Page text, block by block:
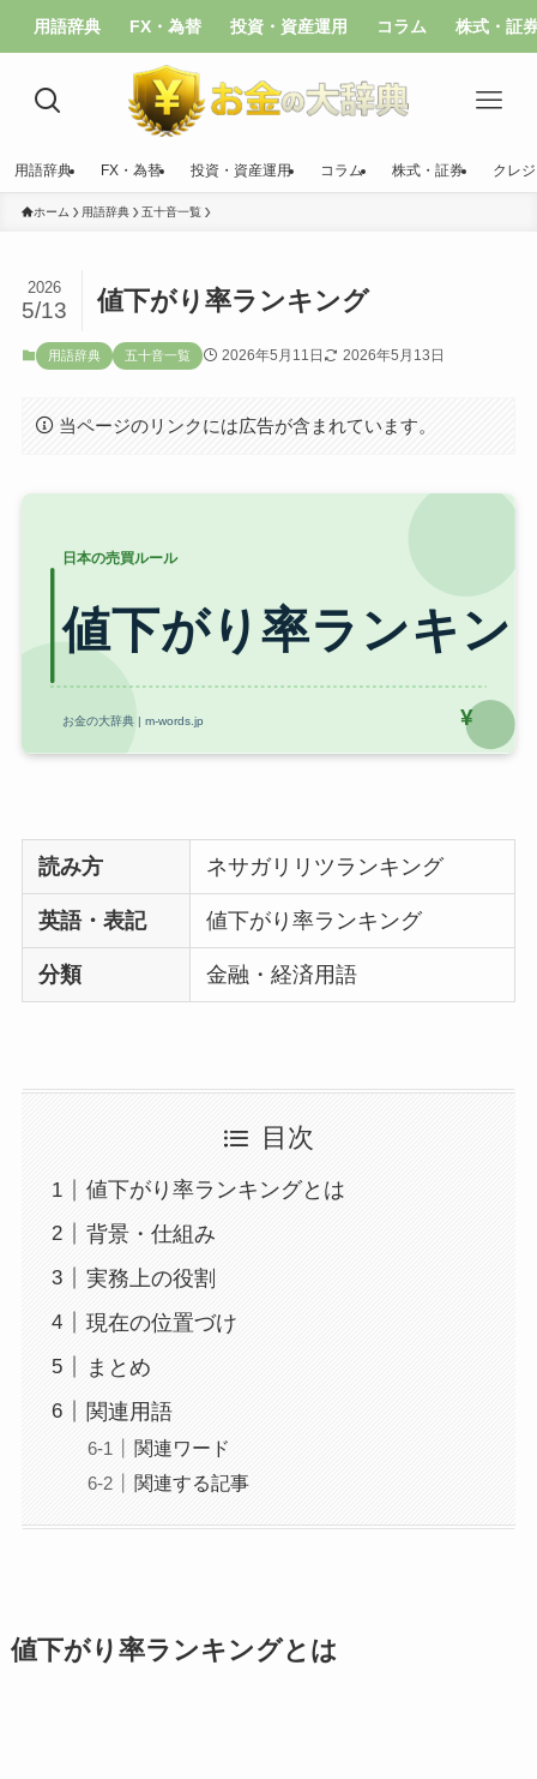
用語辞典 FX・為替 投資・資産運用 コラム 株式・証
用語辞典 FX・為替 投資・資産運用 コラム 株式・証券 クレ
ホーム 用語辞典 五十音一覧
値下がり率ランキング
2026
5/13
用語辞典 五十音一覧 2026年5月11日 2026年5月13日
当ページのリンクには広告が含まれています。
読み方 ネサガリリツランキング
英語・表記 値下がり率ランキング
分類 金融・経済用語
目次
値下がり率ランキングとは
背景・仕組み
実務上の役割
現在の位置づけ
まとめ
関連用語
関連ワード
関連する記事
値下がり率ランキングとは